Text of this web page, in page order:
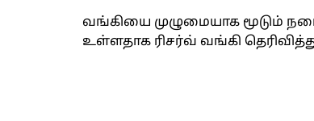
வங்கியை முழுமையாக மூடும்
உள்ளதாக ரிசர்வ் வங்கி